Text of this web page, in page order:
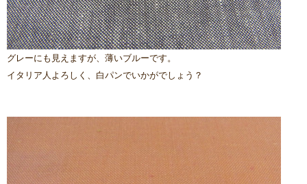
グレーにも見えますが、薄いブルーです。
イタリア人よろしく、白パンでいかがでしょう？